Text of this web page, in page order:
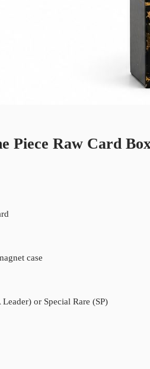
Piece Raw Card
case
or Special Rare (SP)